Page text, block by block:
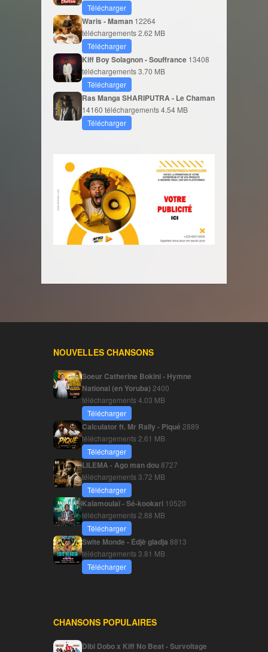
Télécharger
Waris - Maman 12264
téléchargements2.62 MB
Télécharger
Kiff Boy Solagnon - Souffrance 13408
téléchargements3.70 MB
Télécharger
Ras Manga SHARIPUTRA - Le Chaman
14160 téléchargements4.54 MB
Télécharger
NOUVELLES CHANSONS
Soeur Catherine Bokini - Hymne
National (en Yoruba) 2400
téléchargements4.03 MB
Télécharger
Calculator ft. Mr Rally - Piqué 2889
téléchargements 2.61 MB
Télécharger
LILEMA - Ago man dou8727
téléchargements3.72 MB
Télécharger
Kalamoulaï - Sé-kookari 10520
téléchargements 2.88 MB
Télécharger
Swite Monde - Édjè gladja 8813
téléchargements3.81 MB
Télécharger
CHANSONS POPULAIRES
Dibi Dobo x Kiff No Beat - Survoltage